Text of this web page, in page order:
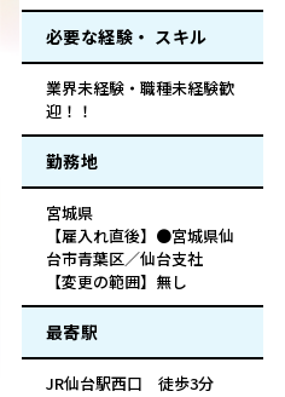
必要な経験・ スキル
業界未経験・職種未経験歓
迎！！
勤務地
宮城県
【雇入れ直後】●宮城県仙
台市青葉区／仙台支社
【変更の範囲】無し
最寄駅
JR仙台駅西口 徒歩3分